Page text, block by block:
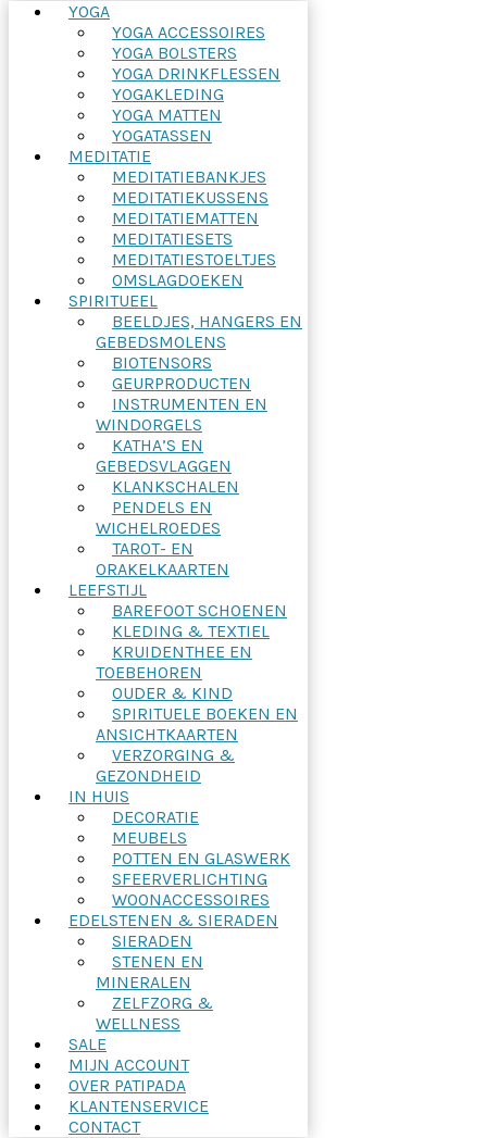
YOGA
YOGA ACCESSOIRES
YOGA BOLSTERS
YOGA DRINKFLESSEN
YOGAKLEDING
YOGA MATTEN
YOGATASSEN
MEDITATIE
MEDITATIEBANKJES
MEDITATIEKUSSENS
MEDITATIEMATTEN
MEDITATIESETS
MEDITATIESTOELTJES
OMSLAGDOEKEN
SPIRITUEEL
BEELDJES, HANGERS EN
GEBEDSMOLENS
BIOTENSORS
GEURPRODUCTEN
INSTRUMENTEN EN
WINDORGELS
KATHA’S EN
GEBEDSVLAGGEN
KLANKSCHALEN
PENDELS EN
WICHELROEDES
TAROT- EN
ORAKELKAARTEN
LEEFSTIJL
BAREFOOT SCHOENEN
KLEDING & TEXTIEL
KRUIDENTHEE EN
TOEBEHOREN
OUDER & KIND
SPIRITUELE BOEKEN EN
ANSICHTKAARTEN
VERZORGING &
GEZONDHEID
IN HUIS
DECORATIE
MEUBELS
POTTEN EN GLASWERK
SFEERVERLICHTING
WOONACCESSOIRES
EDELSTENEN & SIERADEN
SIERADEN
STENEN EN
MINERALEN
ZELFZORG &
WELLNESS
SALE
MIJN ACCOUNT
OVER PATIPADA
KLANTENSERVICE
CONTACT